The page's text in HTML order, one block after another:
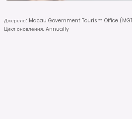
Джерело: Macau Government Tourism Office
Цикл оновлення: Annually